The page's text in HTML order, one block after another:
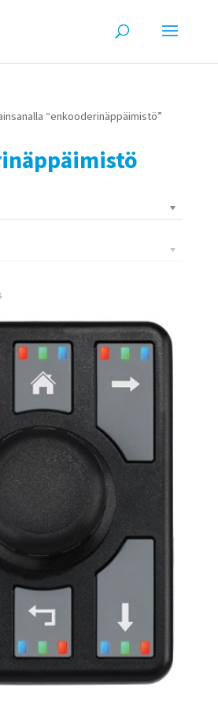
“enkooderinäppäimistö”